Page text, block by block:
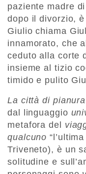
paziente madre
dopo il divorzio,
Giulio chiama
innamorato, che
ceduto alla corte
insieme al tizio
timido e pulito
La città di pianura
dal linguaggio
metafora del
qualcuno
Triveneto), è un
solitudine e